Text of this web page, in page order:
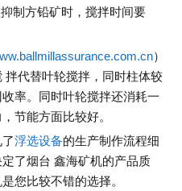
制方铅矿时，搅拌时间要
）
代替叶轮搅拌，同时柱体较
率。同时叶轮搅拌还消耗一
节能方面比较好。
浮选设备的生产制作流程细
了烟台 鑫海矿机的产品质
您比较不错的选择。